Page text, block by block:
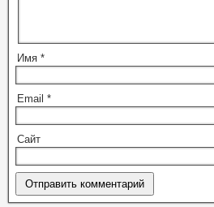
Имя *
Email *
Сайт